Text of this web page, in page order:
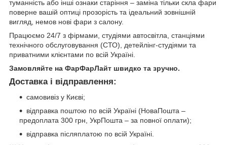
туманність або інші ознаки старіння – заміна тільки скла фари
поверне вашій оптиці прозорість та ідеальний зовнішній
вигляд, немов нові фари з салону.
Працюємо 24/7 з фірмами, студіями автосвітла, станціями
технічного обслуговування (СТО), детейлінг-студіями та
приватними клієнтами по всій Україні.
Замовляйте на ФарФарЛайт швидко та зручно.
Доставка і відправлення:
самовивіз у Києві;
відправка поштою по всій Україні (НоваПошта –
предоплата 300 грн, УкрПошта – за повної оплати);
відправка післяплатою по всій Україні.